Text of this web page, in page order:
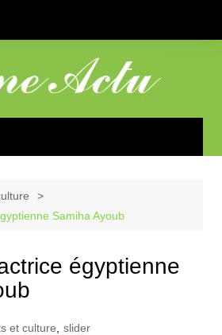
Samiha Ayoub
égyptienne
et culture slider